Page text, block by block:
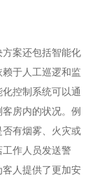
案还包括智能化
于人工巡逻和监
控制系统可以通
房内的状况。例
有烟雾、火灾或
作人员发送警
人提供了更加安